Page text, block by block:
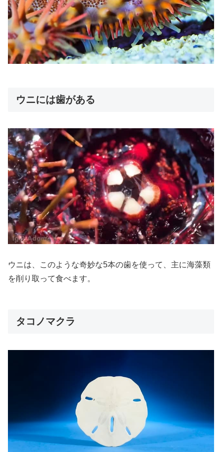
ウニには歯がある
ウニは、このような奇妙な5本の歯を使って、主に海藻類
を削り取って食べます。
タコノマクラ